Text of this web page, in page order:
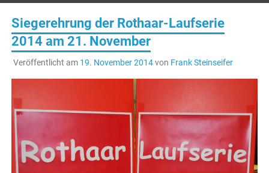
Siegerehrung der Rothaar-Laufserie
2014 am 21. November
Veröffentlicht am 19. November 2014von Frank Steinseifer